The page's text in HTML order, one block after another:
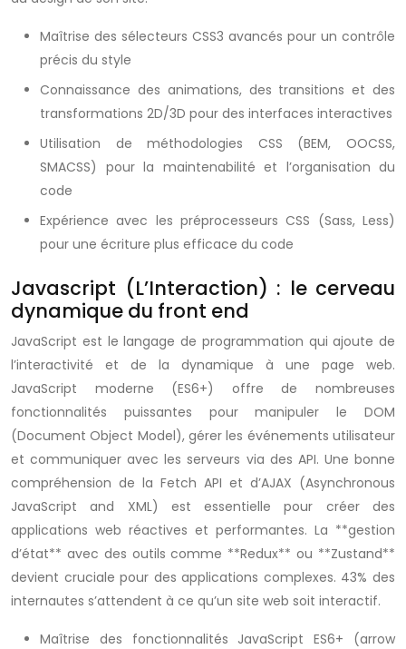
Maîtrise des sélecteurs CSS3 avancés pour un contrôle
précis du style
Connaissance des animations, des transitions et des
transformations 2D/3D pour des interfaces interactives
Utilisation de méthodologies CSS (BEM, OOCSS,
SMACSS) pour la maintenabilité et l’organisation du
code
Expérience avec les préprocesseurs CSS (Sass, Less)
pour une écriture plus efficace du code
Javascript (L’Interaction) : le cerveau
dynamique du front end
JavaScript est le langage de programmation qui ajoute de
l’interactivité et de la dynamique à une page web.
JavaScript moderne (ES6+) offre de nombreuses
fonctionnalités puissantes pour manipuler le DOM
(Document Object Model), gérer les événements utilisateur
et communiquer avec les serveurs via des API. Une bonne
compréhension de la Fetch API et d’AJAX (Asynchronous
JavaScript and XML) est essentielle pour créer des
applications web réactives et performantes. La **gestion
d’état** avec des outils comme **Redux** ou **Zustand**
devient cruciale pour des applications complexes. 43% des
internautes s’attendent à ce qu’un site web soit interactif.
Maîtrise des fonctionnalités JavaScript ES6+ (arrow